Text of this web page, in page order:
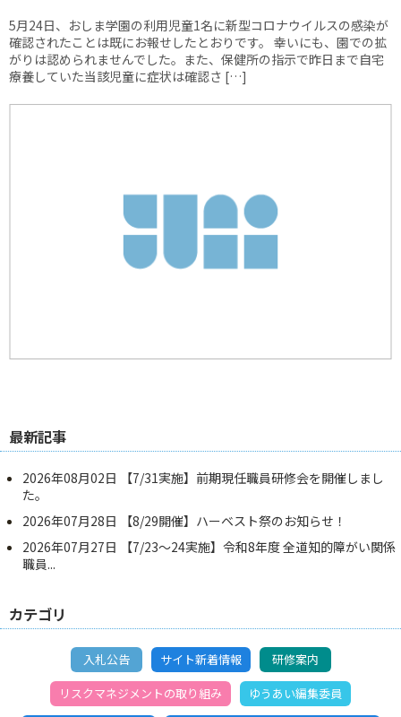
5月24日、おしま学園の利用児童1名に新型コロナウイルスの感染が
確認されたことは既にお報せしたとおりです。 幸いにも、園での拡
がりは認められませんでした。また、保健所の指示で昨日まで自宅
療養していた当該児童に症状は確認さ […]
最新記事
2026年08月02日
【7/31実施】前期現任職員研修会を開催しまし
た。
2026年07月28日
【8/29開催】ハーベスト祭のお知らせ！
2026年07月27日
【7/23～24実施】令和8年度 全道知的障がい関係
職員...
カテゴリ
入札公告 サイト新着情報
研修案内
リスクマネジメントの取り組み
ゆうあい編集委員